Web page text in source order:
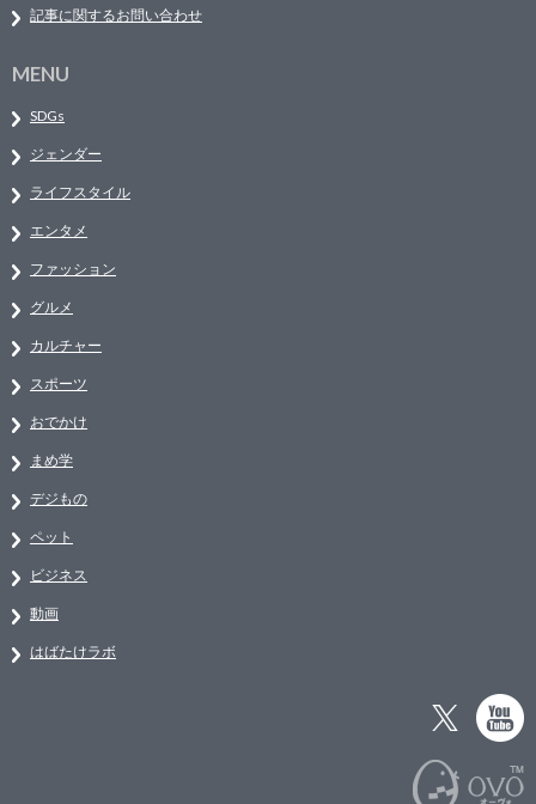
記事に関するお問い合わせ
MENU
SDGs
ジェンダー
ライフスタイル
エンタメ
ファッション
グルメ
カルチャー
スポーツ
おでかけ
まめ学
デジもの
ペット
ビジネス
動画
はばたけラボ